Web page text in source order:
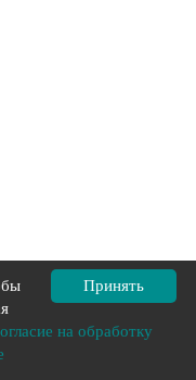
Принять
на обработку